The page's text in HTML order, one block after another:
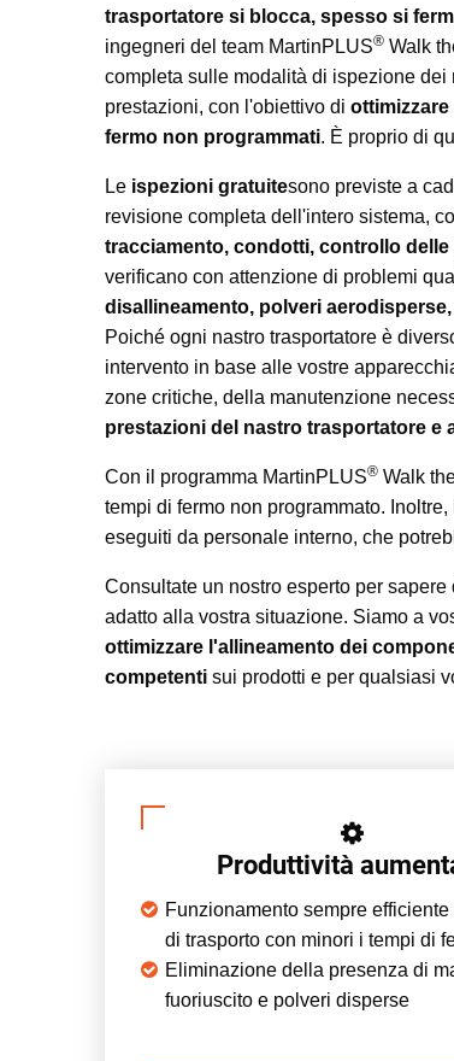
trasportatore si blocca, spesso si
ingegneri del team MartinPLUS® Walk
completa sulle modalità di ispezione
prestazioni, con l'obiettivo di
fermo non programmati. È proprio di
Le ispezioni gratuitesono previste a
revisione completa dell'intero sistema,
tracciamento, condotti, controllo delle
verificano con attenzione di problemi
disallineamento, polveri
Poiché ogni nastro trasportatore è
intervento in base alle vostre
zone critiche, della manutenzione
prestazioni del nastro trasportatore e
Con il programma MartinPLUS® Walk
tempi di fermo non programmato.
eseguiti da personale interno, che
Consultate un nostro esperto per
adatto alla vostra situazione. Siamo a
ottimizzare l'allineamento dei
competenti sui prodotti e per qualsiasi
Produttività
Funzionamento sempre
di trasporto con minori i tempi di
Eliminazione della presenza di
fuoriuscito e polveri disperse